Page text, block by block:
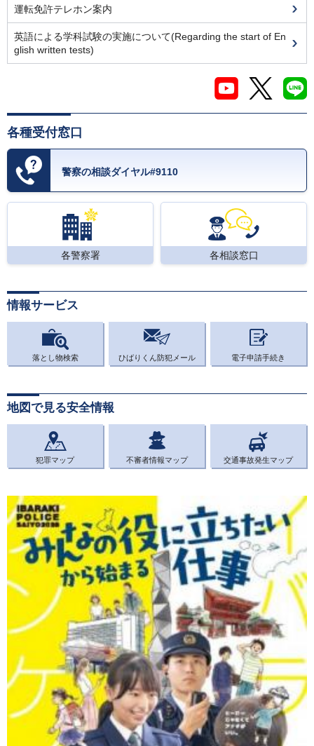
運転免許テレホン案内
英語による学科試験の実施について(Regarding the start of En
glish written tests)
各種受付窓口
警察の相談ダイヤル#9110
各警察署 各相談窓口
情報サービス
落とし物検索 ひばりくん防犯メール 電子申請手続き
地図で見る安全情報
犯罪マップ 不審者情報マップ 交通事故発生マップ